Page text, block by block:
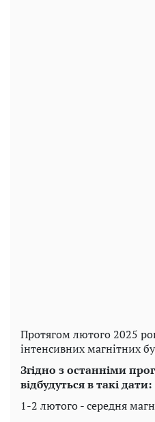
Протягом лютого 2025
інтенсивних магнітних
Згідно з останніми
відбудуться в такі дати:
1-2 лютого - середня